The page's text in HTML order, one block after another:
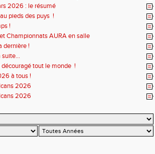
2026 : le résumé
pieds des puys !
!
Championnats AURA en salle
dernière !
découragé tout le monde !
à tous !
2026
2026